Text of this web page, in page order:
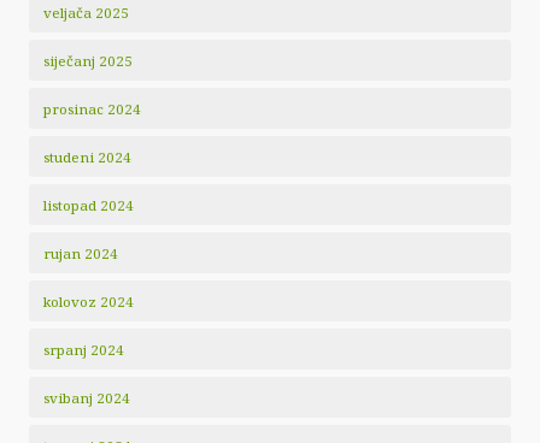
veljača 2025
siječanj 2025
prosinac 2024
studeni 2024
listopad 2024
rujan 2024
kolovoz 2024
srpanj 2024
svibanj 2024